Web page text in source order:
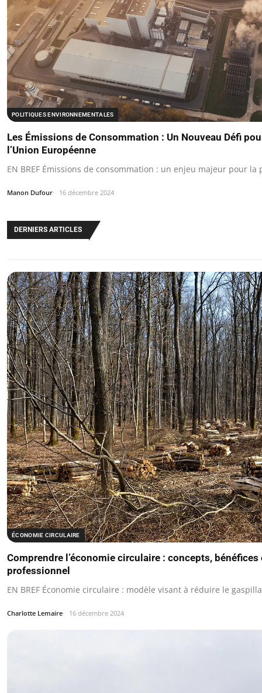
POLITIQUES ENVIRONNEMENTALES
Les Émissions de Consommation : Un Nouveau Défi
l’Union Européenne
EN BREF Émissions de consommation : un enjeu majeur pour la
Manon Dufour 16 décembre 2024
DERNIERS ARTICLES
ÉCONOMIE CIRCULAIRE
Comprendre l’économie circulaire : concepts,
professionnel
EN BREF Économie circulaire : modèle visant à réduire le
Charlotte Lemaire 16 décembre 2024